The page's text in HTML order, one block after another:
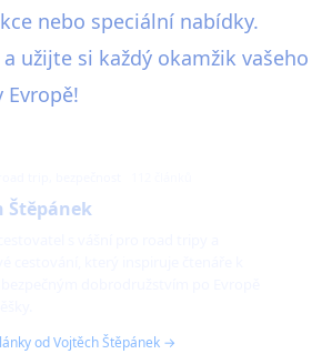
nebo speciální nabídky.
užijte si každý okamžik vašeho
Evropě!
Štěpánek
od Vojtěch Štěpánek →